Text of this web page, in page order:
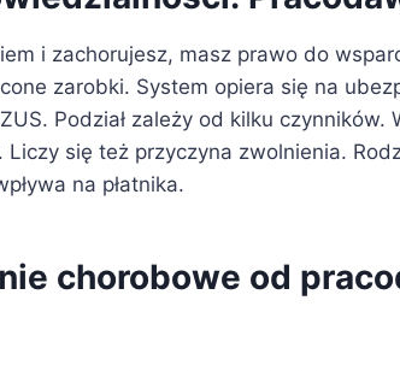
i zachorujesz, masz prawo do
zarobki. System opiera się na
Podział zależy od kilku czynników.
Liczy się też przyczyna zwolnienia.
na płatnika.
chorobowe od